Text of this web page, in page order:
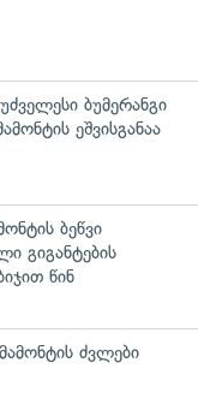
ბუმერანგი
ეშვისგანაა
ბეწვი
გიგანტების
წინ
ძვლები